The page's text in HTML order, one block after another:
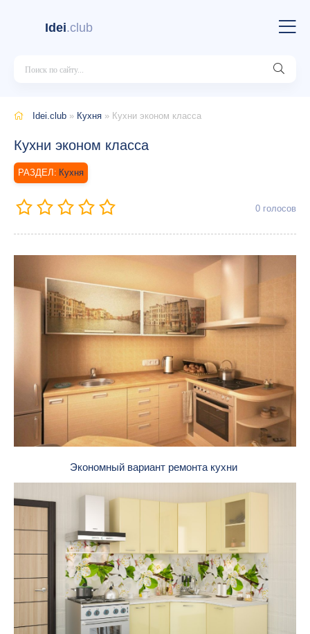
Idei.club
Idei.club » Кухня » Кухни эконом класса
Кухни эконом класса
Кухня
0 голосов
Экономный вариант ремонта кухни